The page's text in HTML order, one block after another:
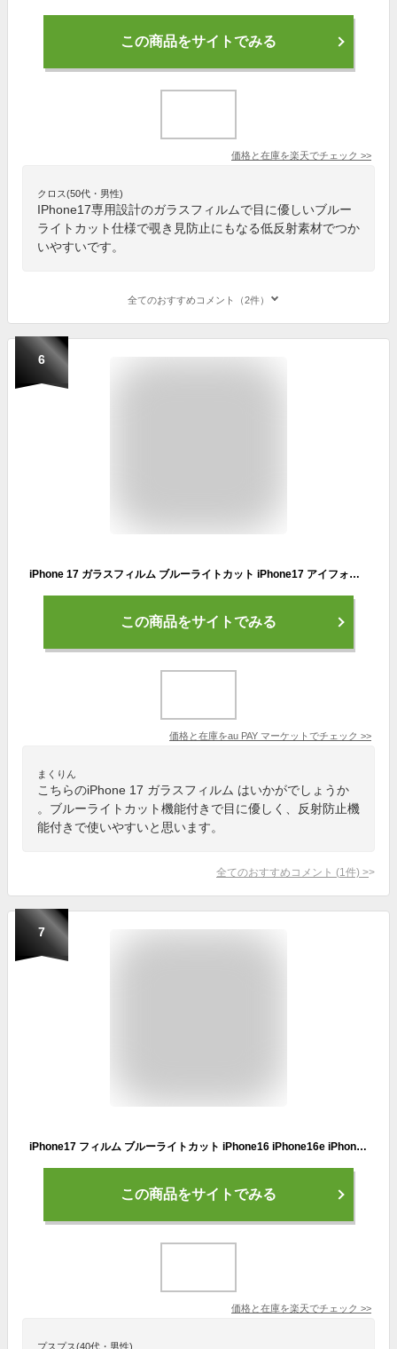
この商品をサイトでみる
価格と在庫を楽天でチェック >>
クロス(50代・男性)
IPhone17専用設計のガラスフィルムで目に優しいブルー
ライトカット仕様で覗き見防止にもなる低反射素材でつか
いやすいです。
全てのおすすめコメント（2件）
6
iPhone 17 ガラスフィルム ブルーライトカット iPhone17 アイフォン17 傷つきにくい 硝子 フィルム 反射防止 保護フィルム ブルーライト
この商品をサイトでみる
価格と在庫をau PAY マーケット でチェック >>
まくりん
こちらのiPhone 17 ガラスフィルム はいかがでしょうか
。ブルーライトカット機能付きで目に優しく、反射防止機
能付きで使いやすいと思います。
全てのおすすめコメント (1 件) >
7
iPhone17 フィルム ブルーライトカット iPhone16 iPhone16e iPhone16Pro iPhone17Pro 保護フィルム iPhone Air iPhone17ProMax iPhone15 iPhone14 Plus ガラスフィルム iPhone 16Plus 16ProMax iPhoneフィルム iPhone 13 12 mini 11 Pro ProMax XS X XR 液晶保護フ
この商品をサイトでみる
価格と在庫を楽天でチェック >>
プスプス(40代・男性)